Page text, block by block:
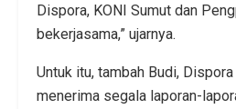
Dispora, KONI Sumut dan
bekerjasama,” ujarnya.
Untuk itu, tambah Budi,
menerima segala laporan-